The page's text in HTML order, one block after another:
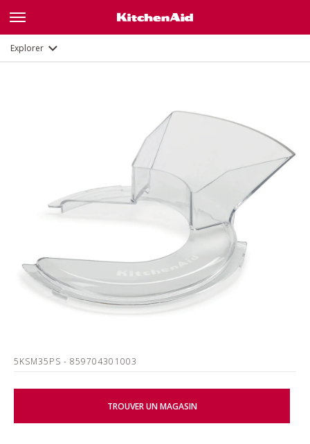
Explorer Description
5KSM35PS - 859704301003
TROUVER UN MAGASIN